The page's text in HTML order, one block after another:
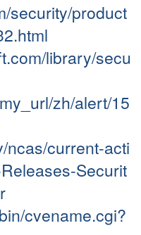
security/product
library/secu
zh/alert/15
ncas/current-acti
Securit
cvename.cgi?